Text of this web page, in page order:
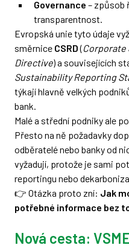
Governance – způsob
transparentnost.
Evropská unie tyto údaje
směrnice CSRD(
Directive) a souvisejících
Sustainability Reporting
týkají hlavně velkých
bank.
Malé a střední podniky ale
Přesto na ně požadavky
odběratelé nebo banky od
vyžadují, protože je sami
reportingu nebo
👉 Otázka proto zní: Jak
potřebné informace bez
Nová cesta: